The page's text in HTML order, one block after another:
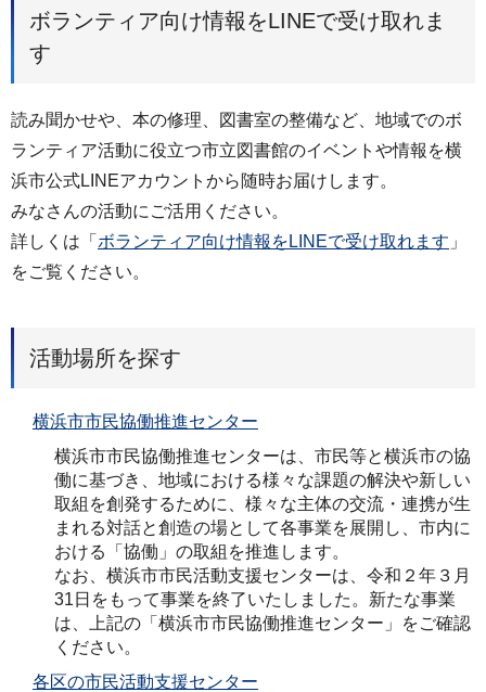
ボランティア向け情報をLINEで受け取れま
す
読み聞かせや、本の修理、図書室の整備など、地域でのボ
ランティア活動に役立つ市立図書館のイベントや情報を横
浜市公式LINEアカウントから随時お届けします。
みなさんの活動にご活用ください。
詳しくは「 ボランティア向け情報をLINEで受け取れます 」
をご覧ください。
活動場所を探す
横浜市市民協働推進センター
横浜市市民協働推進センターは、市民等と横浜市の協
働に基づき、地域における様々な課題の解決や新しい
取組を創発するために、様々な主体の交流・連携が生
まれる対話と創造の場として各事業を展開し、市内に
おける「協働」の取組を推進します。
なお、横浜市市民活動支援センターは、令和２年３月
31日をもって事業を終了いたしました。新たな事業
は、上記の「横浜市市民協働推進センター」をご確認
ください。
各区の市民活動支援センター